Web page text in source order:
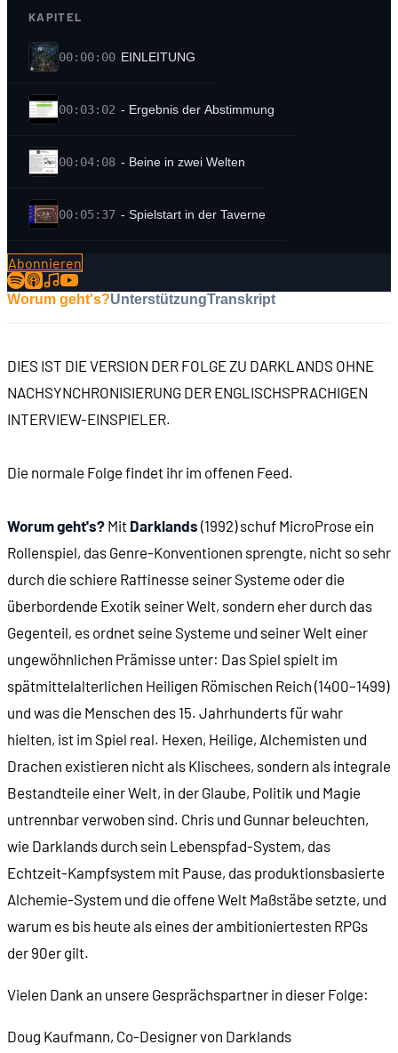
KAPITEL
00:00:00 EINLEITUNG
00:03:02 - Ergebnis der Abstimmung
00:04:08 - Beine in zwei Welten
00:05:37 - Spielstart in der Taverne
00:08:06
00:15:22 - Vorbild: Traveller
00:16:33 - Ein Jahre umspannendes Abenteuer
00:18:58 - Entscheidungssituationen
00:20:08 - Was ist unsere Aufgabe?
00:21:08 - Ereignisse und Situationen
00:23:21 - Banditenjagd in Breslau
00:24:23 - Ausgangssperre!
00:25:50 - Das Ziel: Ruhm erwerben
00:26:32 - Chris gegen den Raubritter
00:27:38 - Viele verschiedene Möglichkeiten
00:28:27 - Ein Bankett entgleist
00:29:28
00:31:25 - Die Burg als Mini-Dungeon
Abonnieren
Worum geht's?UnterstützungTranskript
DIES IST DIE VERSION DER FOLGE ZU DARKLANDS OHNE
NACHSYNCHRONISIERUNG DER ENGLISCHSPRACHIGEN
INTERVIEW-EINSPIELER.
Die normale Folge findet ihr im offenen Feed.
Worum geht's? Mit Darklands (1992) schuf MicroProse ein
Rollenspiel, das Genre-Konventionen sprengte, nicht so sehr
durch die schiere Raffinesse seiner Systeme oder die
überbordende Exotik seiner Welt, sondern eher durch das
Gegenteil, es ordnet seine Systeme und seiner Welt einer
ungewöhnlichen Prämisse unter: Das Spiel spielt im
spätmittelalterlichen Heiligen Römischen Reich (1400–1499)
und was die Menschen des 15. Jahrhunderts für wahr
hielten, ist im Spiel real. Hexen, Heilige, Alchemisten und
Drachen existieren nicht als Klischees, sondern als integrale
Bestandteile einer Welt, in der Glaube, Politik und Magie
untrennbar verwoben sind. Chris und Gunnar beleuchten,
wie Darklands durch sein Lebenspfad-System, das
Echtzeit-Kampfsystem mit Pause, das produktionsbasierte
Alchemie-System und die offene Welt Maßstäbe setzte, und
warum es bis heute als eines der ambitioniertesten RPGs
der 90er gilt.
Vielen Dank an unsere Gesprächspartner in dieser Folge:
Doug Kaufmann, Co-Designer von Darklands